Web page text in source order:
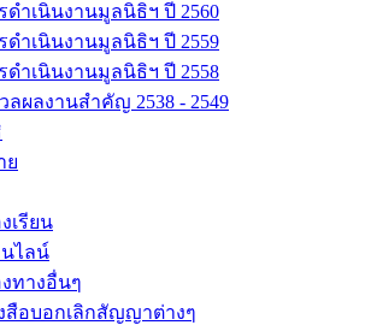
ดำเนินงานมูลนิธิฯ ปี 2560
ดำเนินงานมูลนิธิฯ ปี 2559
ดำเนินงานมูลนิธิฯ ปี 2558
ลผลงานสำคัญ 2538 - 2549
ย
เรียน
นไลน์
ทางอื่นๆ
สือบอกเลิกสัญญาต่างๆ